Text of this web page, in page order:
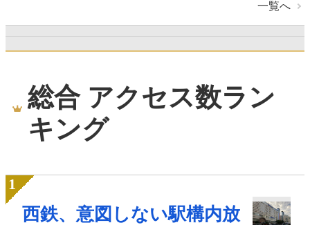
一覧へ
総合 アクセス数ラン
キング
西鉄、意図しない駅構内放